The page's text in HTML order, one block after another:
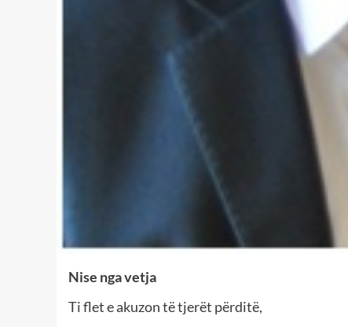
Nise nga vetja
Ti flet e akuzon të tjerët përditë,